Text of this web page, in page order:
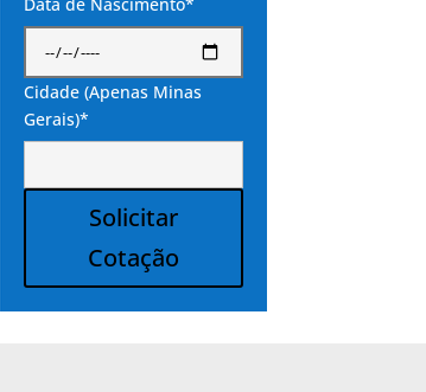
Cidade (Apenas Minas
Gerais)*
Solicitar
Cotação